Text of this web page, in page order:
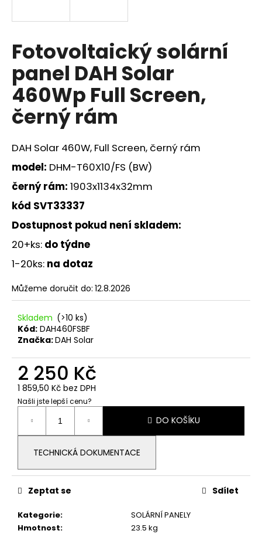
Fotovoltaický solární
panel DAH Solar
460Wp Full Screen,
černý rám
DAH Solar 460W, Full Screen, černý rám
model: DHM-T60X10/FS (BW)
černý rám: 1903x1134x32mm
kód SVT33337
Dostupnost pokud není skladem:
20+ks: do týdne
1-20ks: na dotaz
Můžeme doručit do: 12.8.2026
Skladem (>10 ks)
Kód: DAH460FSBF
Značka:DAH Solar
2 250 Kč
1 859,50 Kč bez DPH
Našli jste lepší cenu?
Měrná
cena:
DO KOŠÍKU
TECHNICKÁ DOKUMENTACE
Kategorie:
SOLÁRNÍ PANELY
Hmotnost: 23.5 kg
Zeptat se Sdílet
í
t
?
D
o
p
o
r
u
č
j
e
m
e
ZÁTĚŽOVÁ
KONSTRUKCE
15ST.
390
Kč